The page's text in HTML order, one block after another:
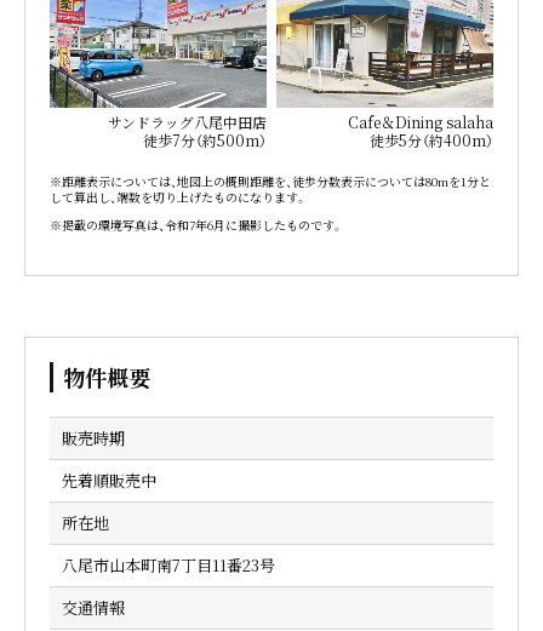
サンドラッグ八尾中田店
徒歩7分（約500m）
Cafe＆Dining salaha
徒歩5分（約400m）
※距離表示については、地図上の概則距離を、徒歩分数表示については80mを1分と
して算出し、端数を切り上げたものになります。
※掲載の環境写真は、令和7年6月に撮影したものです。
物件概要
販売時期
先着順販売中
所在地
八尾市山本町南7丁目11番23号
交通情報